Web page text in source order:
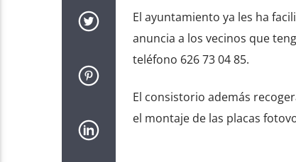
El ayuntamiento ya les ha
anuncia a los vecinos que
teléfono 626 73 04 85.
El consistorio además
el montaje de las placas